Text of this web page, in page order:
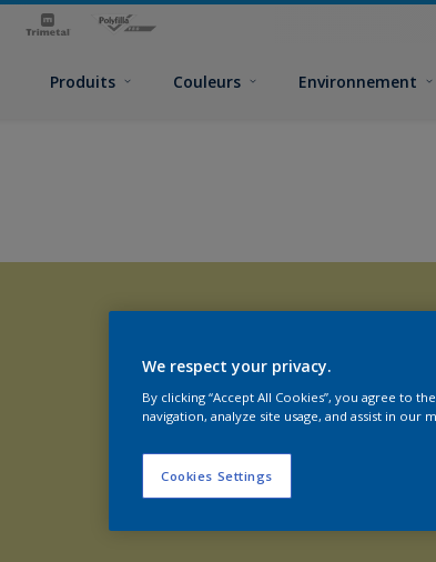
Produits Couleurs Environnement
We respect your privacy.
By clicking “Accept All Cookies”, you agree to
navigation, analyze site usage, and assist in our
Cookies Settings